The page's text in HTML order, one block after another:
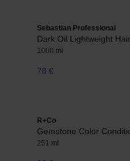
Sebastian Professional
Dark Oil Lightweight
1000 ml
78 €
R+Co
Gemstone Color
251 ml